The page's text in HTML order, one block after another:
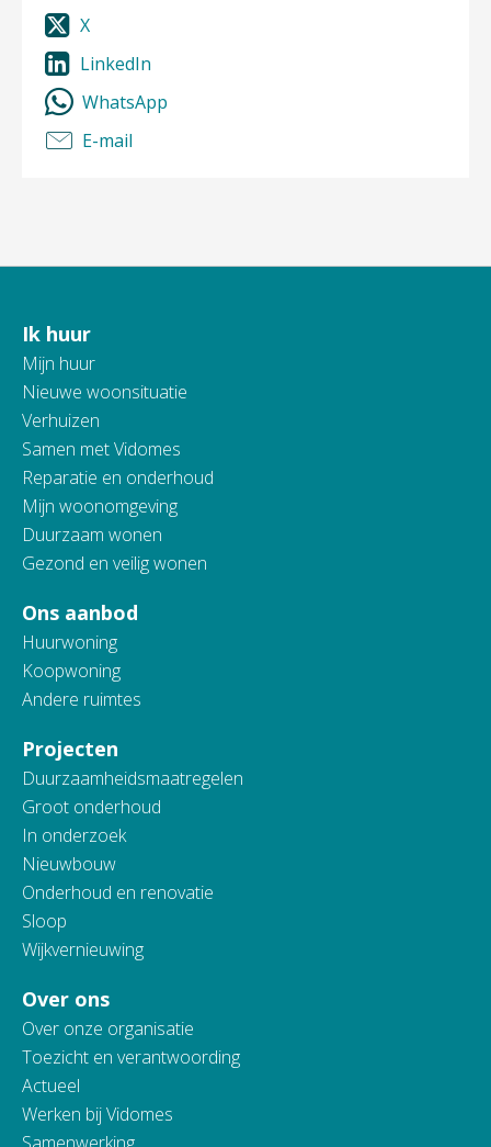
X
LinkedIn
WhatsApp
E-mail
Contactinformatie
Ik huur
Mijn huur
Nieuwe woonsituatie
Verhuizen
Samen met Vidomes
Reparatie en onderhoud
Mijn woonomgeving
Duurzaam wonen
Gezond en veilig wonen
Ons aanbod
Huurwoning
Koopwoning
Andere ruimtes
Projecten
Duurzaamheidsmaatregelen
Groot onderhoud
In onderzoek
Nieuwbouw
Onderhoud en renovatie
Sloop
Wijkvernieuwing
Over ons
Over onze organisatie
Toezicht en verantwoording
Actueel
Werken bij Vidomes
Samenwerking